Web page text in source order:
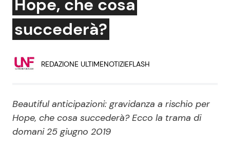
Politica Reality e Talent
Hope, che cosa
succederà?
REDAZIONE ULTIMENOTIZIEFLASH
Beautiful anticipazioni: gravidanza a rischio per
Hope, che cosa succederà? Ecco la trama di
domani 25 giugno 2019